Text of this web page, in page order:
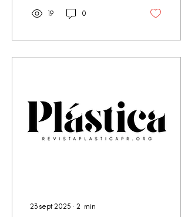
19 0
23 sept 2025 ∙ 2 min